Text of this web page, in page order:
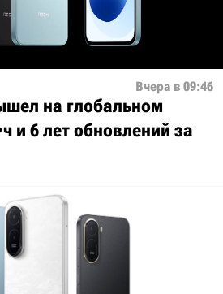
Вчера в 09:46
на глобальном
и 6 лет обновлений за